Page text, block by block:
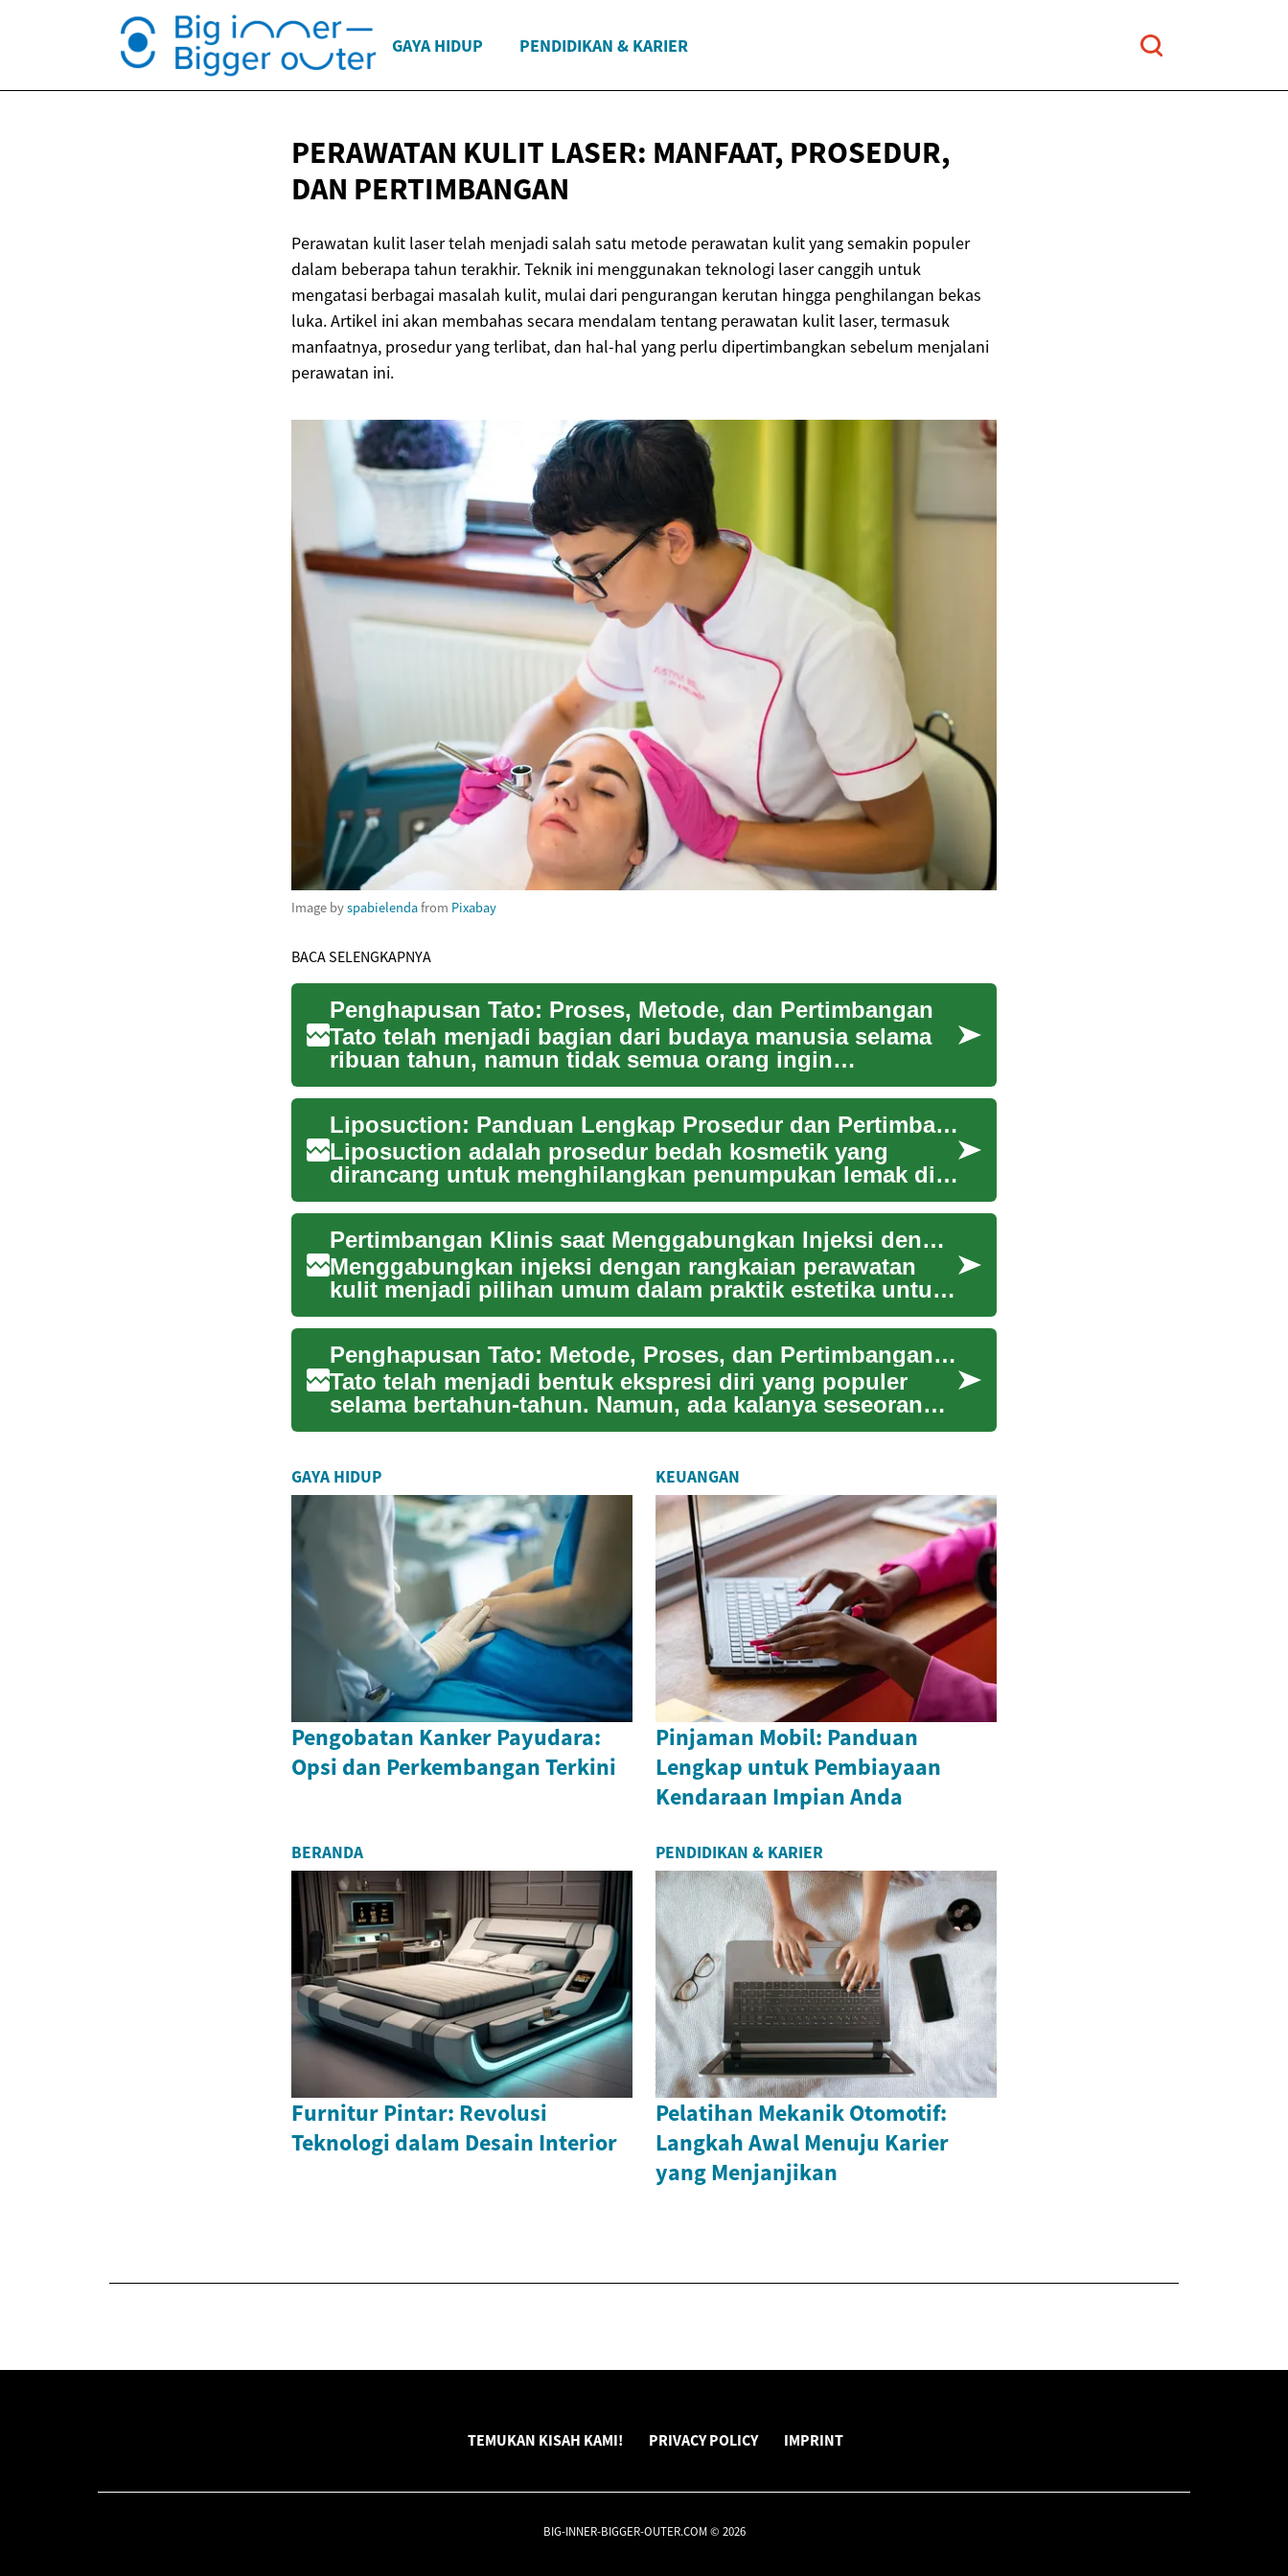
GAYA HIDUP PENDIDIKAN & KARIER
PERAWATAN KULIT LASER: MANFAAT, PROSEDUR,
DAN PERTIMBANGAN
Perawatan kulit laser telah menjadi salah satu metode perawatan kulit yang semakin populer
dalam beberapa tahun terakhir. Teknik ini menggunakan teknologi laser canggih untuk
mengatasi berbagai masalah kulit, mulai dari pengurangan kerutan hingga penghilangan bekas
luka. Artikel ini akan membahas secara mendalam tentang perawatan kulit laser, termasuk
manfaatnya, prosedur yang terlibat, dan hal-hal yang perlu dipertimbangkan sebelum menjalani
perawatan ini.
Image byspabielendafrom Pixabay
BACA SELENGKAPNYA
Penghapusan Tato: Proses, Metode, dan Pertimbangan
Tato telah menjadi bagian dari budaya manusia selama
ribuan tahun, namun tidak semua orang ingin
mempertahankan tato ...
Liposuction: Panduan Lengkap Prosedur dan Pertimbangan Medis
Liposuction adalah prosedur bedah kosmetik yang
dirancang untuk menghilangkan penumpukan lemak di
area tertentu tubuh...
Pertimbangan Klinis saat Menggabungkan Injeksi dengan Perawatan Kulit
Menggabungkan injeksi dengan rangkaian perawatan
kulit menjadi pilihan umum dalam praktik estetika untuk
mengatasi ke...
Penghapusan Tato: Metode, Proses, dan Pertimbangan Medis
Tato telah menjadi bentuk ekspresi diri yang populer
selama bertahun-tahun. Namun, ada kalanya seseorang
memutuskan u...
GAYA HIDUP
Pengobatan Kanker Payudara:
Opsi dan Perkembangan Terkini
KEUANGAN
Pinjaman Mobil: Panduan
Lengkap untuk Pembiayaan
Kendaraan Impian Anda
BERANDA
Furnitur Pintar: Revolusi
Teknologi dalam Desain Interior
PENDIDIKAN & KARIER
Pelatihan Mekanik Otomotif:
Langkah Awal Menuju Karier
yang Menjanjikan
TEMUKAN KISAH KAMI! PRIVACY POLICY IMPRINT
BIG-INNER-BIGGER-OUTER.COM © 2026